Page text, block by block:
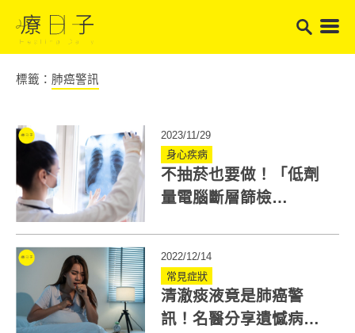
標籤： 肺癌警訊
2023/11/29
身心疾病
不抽菸也要做！「低劑
量電腦斷層篩檢
2022/12/14
常見症狀
清澈痰液竟是肺癌警
訊！名醫分享遺憾病